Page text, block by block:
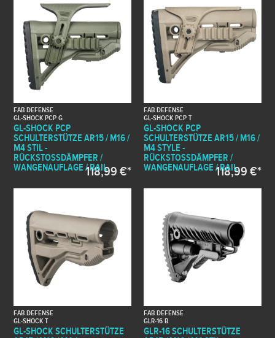
FAB DEFENSE
GL-SHOCK PCP G
GL-SHOCK PCP
SCHULTERSTÜTZE AR15 / M16 /
M4 STIL -
RÜCKSTOSSDÄMPFER / W
ANGENAUFLAGE / RAIL118,99 €*
FAB DEFENSE
GL-SHOCK PCP T
GL-SHOCK PCP
SCHULTERSTÜTZE AR15 / M16 /
M4 STYLE -
RÜCKSTOSSDÄMPFER / W
ANGENAUFLAGE / RAIL118,99 €*
FAB DEFENSE
GL-SHOCK T
GL-SHOCK SCHULTERSTÜTZE
FAB DEFENSE
GLR-16 B
GLR-16 SCHULTERSTÜTZE